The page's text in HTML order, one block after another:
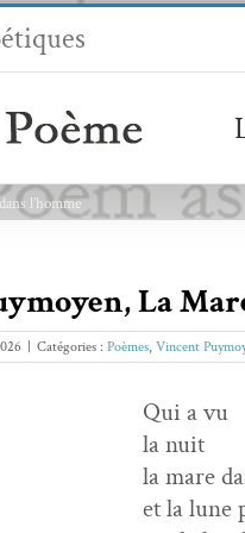
l’homme
La
Catégories : Poèmes, Vincent
Qui a vu
la nuit
la mare
et la lune